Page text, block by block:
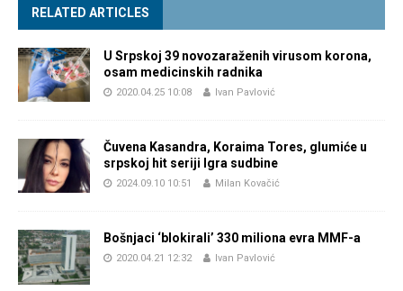
RELATED ARTICLES
U Srpskoj 39 novozaraženih virusom korona,
osam medicinskih radnika
2020.04.25 10:08 Ivan Pavlović
Čuvena Kasandra, Koraima Tores, glumiće u
srpskoj hit seriji Igra sudbine
2024.09.10 10:51 Milan Kovačić
Bošnjaci ‘blokirali’ 330 miliona evra MMF-a
2020.04.21 12:32 Ivan Pavlović